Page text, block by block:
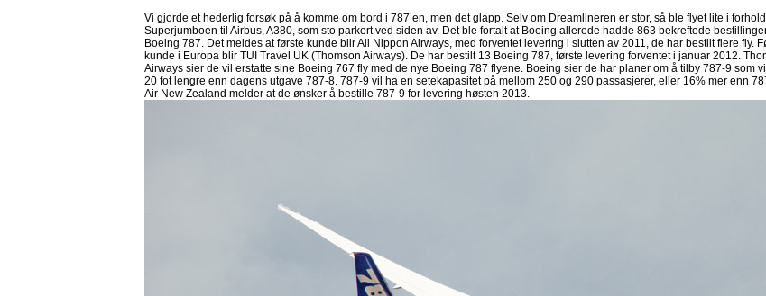
Vi gjorde et hederlig forsøk på å komme om bord i 787’en, men det glapp. Selv om Dreamlineren er stor, så ble flyet lite i forhold
Superjumboen til Airbus, A380, som sto parkert ved siden av. Det ble fortalt at Boeing allerede hadde 863 bekreftede
Boeing 787. Det meldes at første kunde blir All Nippon Airways, med forventet levering i slutten av 2011, de har bestilt flere fly.
kunde i Europa blir TUI Travel UK (Thomson Airways). De har bestilt 13 Boeing 787, første levering forventet i januar 2012.
Airways sier de vil erstatte sine Boeing 767 fly med de nye Boeing 787 flyene. Boeing sier de har planer om å tilby 787-9 som
20 fot lengre enn dagens utgave 787-8. 787-9 vil ha en setekapasitet på mellom 250 og 290 passasjerer, eller 16% mer enn
Air New Zealand melder at de ønsker å bestille 787-9 for levering høsten 2013.